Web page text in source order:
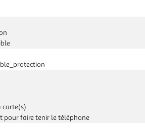
carte(s)
pour faire tenir le téléphone